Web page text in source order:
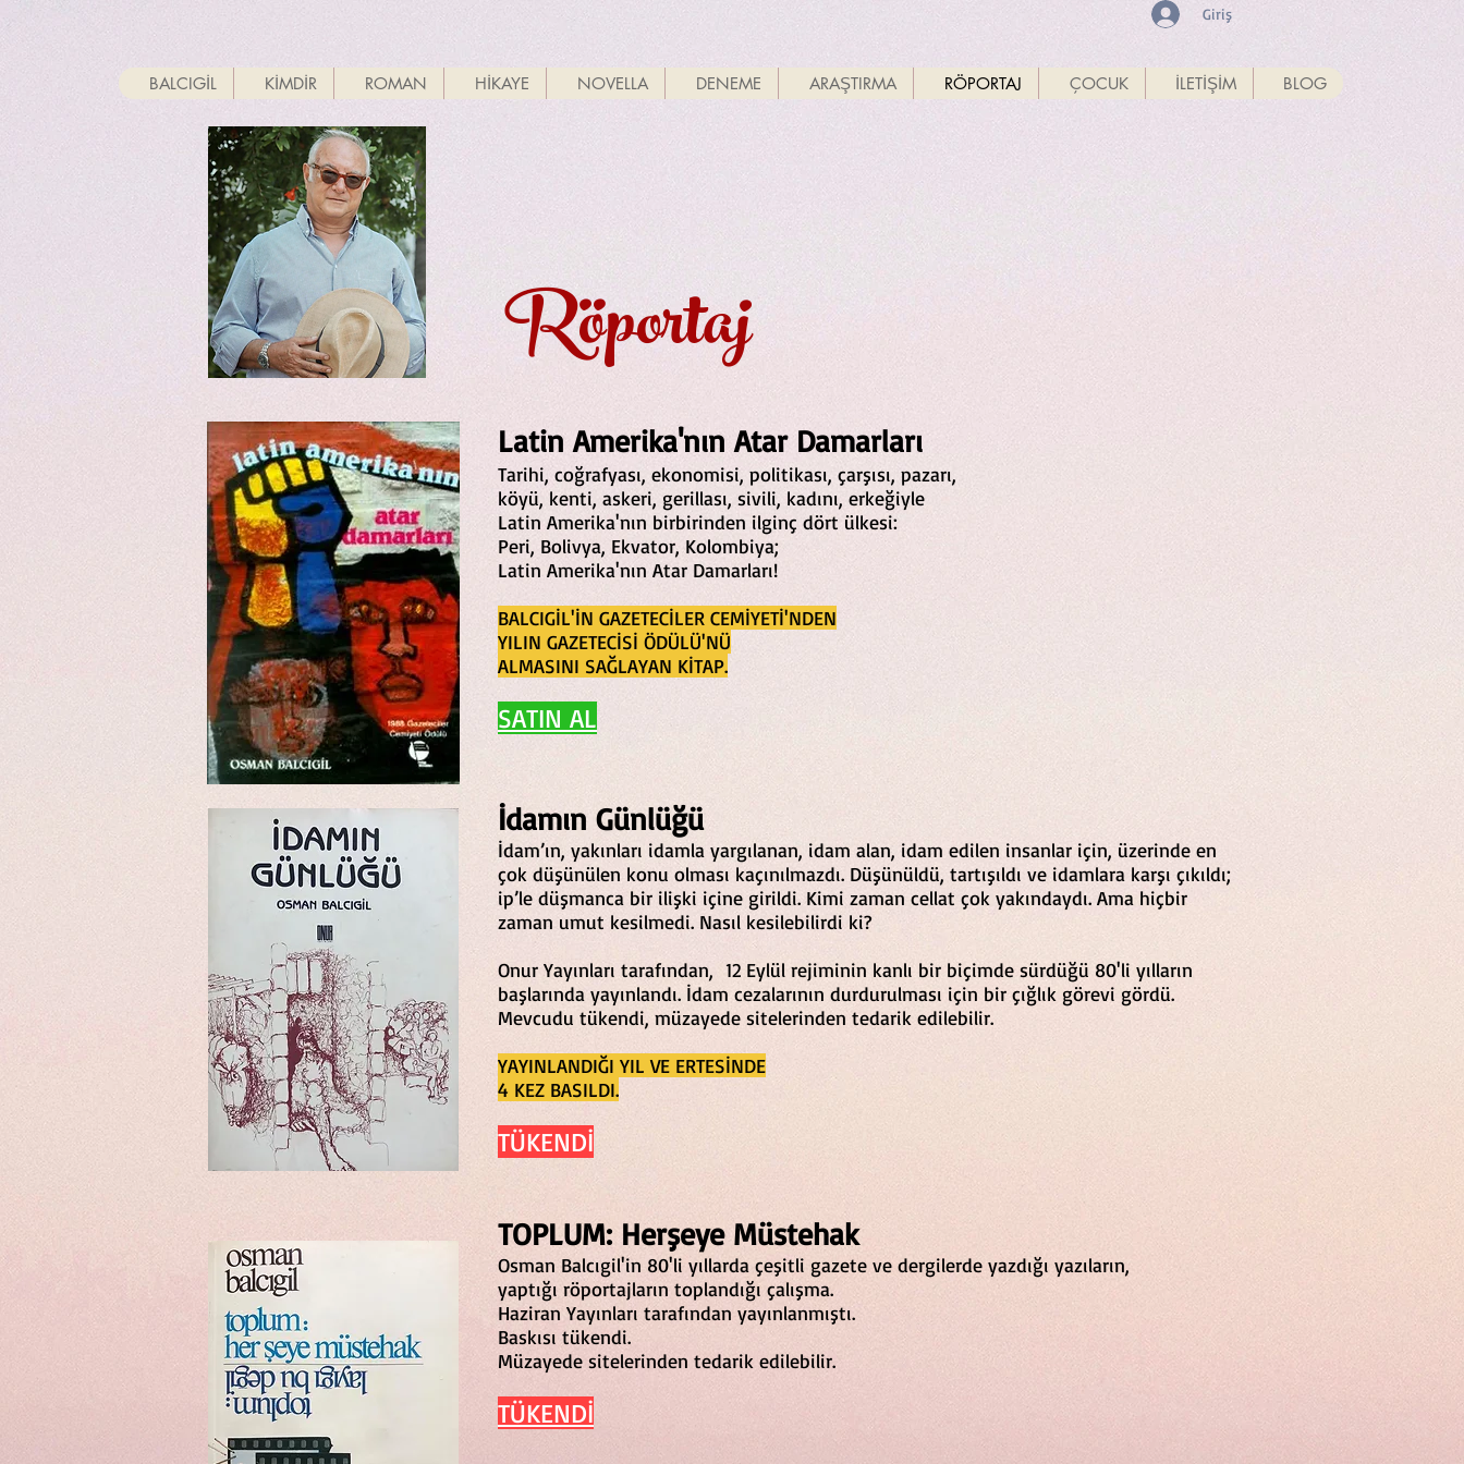
Giriş
Röportaj
Latin Amerika'nın Atar Damarları
Tarihi, coğrafyası, ekonomisi, politikası, çarşısı, pazarı,
köyü, kenti, askeri, gerillası, sivili, kadını, erkeğiyle
Latin Amerika'nın birbirinden ilginç dört ülkesi:
Peri, Bolivya, Ekvator, Kolombiya;
Latin Amerika'nın Atar Damarları!
BALCIGİL'İN GAZETECİLER CEMİYETİ'NDEN
YILIN GAZETECİSİ ÖDÜLÜ'NÜ
ALMASINI SAĞLAYAN KİTAP.
SATIN AL
İdamın Günlüğü
İdam’ın, yakınları idamla yargılanan, idam alan, idam edilen insanlar için, üzerinde en
çok düşünülen konu olması kaçınılmazdı. Düşünüldü, tartışıldı ve idamlara karşı çıkıldı;
ip’le düşmanca bir ilişki içine girildi. Kimi zaman cellat çok yakındaydı. Ama hiçbir
zaman umut kesilmedi. Nasıl kesilebilirdi ki?
Onur Yayınları tarafından, 12 Eylül rejiminin kanlı bir biçimde sürdüğü 80'li yılların
başlarında yayınlandı. İdam cezalarının durdurulması için bir çığlık görevi gördü.
Mevcudu tükendi, müzayede sitelerinden tedarik edilebilir.
YAYINLANDIĞI YIL VE ERTESİNDE
4 KEZ BASILDI.
TÜKENDİ
TOPLUM: Herşeye Müstehak
Osman Balcıgil'in 80'li yıllarda çeşitli gazete ve dergilerde yazdığı yazıların,
yaptığı röportajların toplandığı çalışma.
Haziran Yayınları tarafından yayınlanmıştı.
Baskısı tükendi.
Müzayede sitelerinden tedarik edilebilir.
TÜKENDİ
BALCIGİL KİMDİR ROMAN HİKAYE NOVELLA DENEME ARAŞTIRMA RÖPORTAJ ÇOCUK İLETİŞİM BLOG